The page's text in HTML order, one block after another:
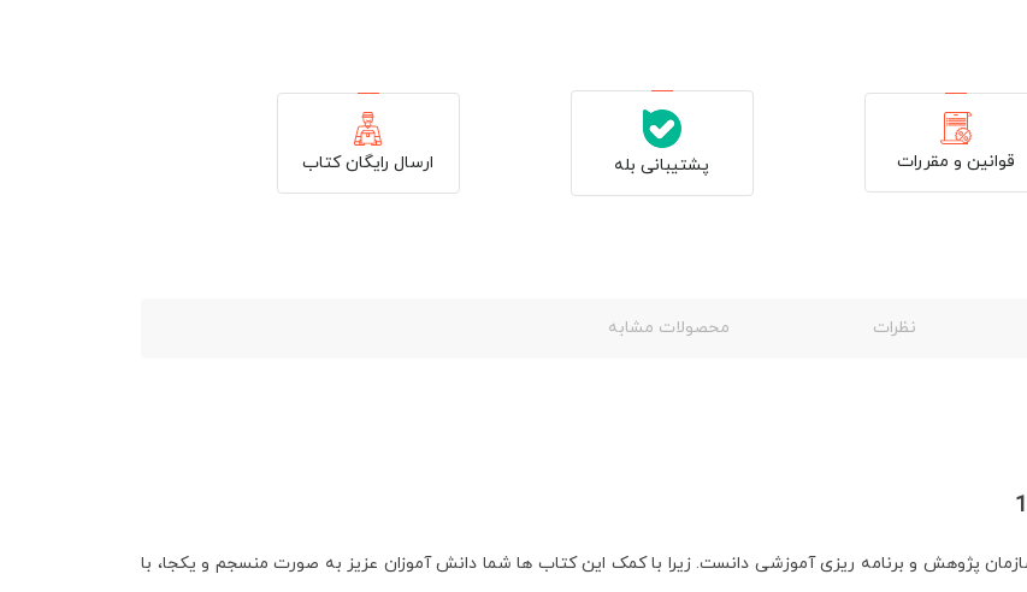
قوانین و مقررات پشتیبانی بله ارسال رایگان کتاب
نظرات محصولات مشابه
پژوهش و برنامه ریزی آموزشی دانست. زیرا با کمک این کتاب ها شما دانش آموزان عزیز به صورت منسجم و یکجا، با